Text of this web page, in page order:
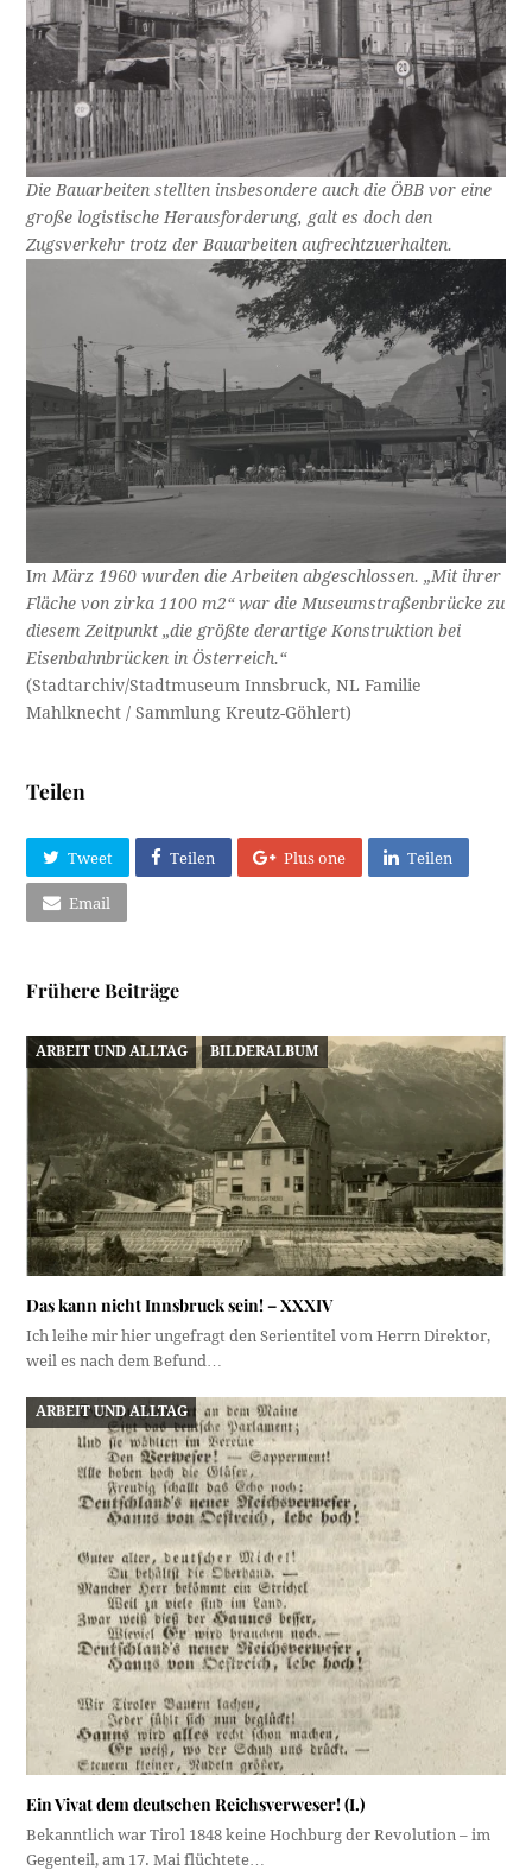
Die Bauarbeiten stellten insbesondere auch die ÖBB vor eine
große logistische Herausforderung, galt es doch den
Zugsverkehr trotz der Bauarbeiten aufrechtzuerhalten.
Im März 1960 wurden die Arbeiten abgeschlossen. „Mit ihrer
Fläche von zirka 1100 m2“ war die Museumstraßenbrücke zu
diesem Zeitpunkt „die größte derartige Konstruktion bei
Eisenbahnbrücken in Österreich.“
(Stadtarchiv/Stadtmuseum Innsbruck, NL Familie
Mahlknecht / Sammlung Kreutz-Göhlert)
Teilen
Tweet Teilen Plus one Teilen
Email
Frühere Beiträge
ARBEIT UND ALLTAG BILDERALBUM
Das kann nicht Innsbruck sein! – XXXIV
Ich leihe mir hier ungefragt den Serientitel vom Herrn Direktor,
weil es nach dem Befund…
ARBEIT UND ALLTAG
Ein Vivat dem deutschen Reichsverweser! (I.)
Bekanntlich war Tirol 1848 keine Hochburg der Revolution – im
Gegenteil, am 17. Mai flüchtete…